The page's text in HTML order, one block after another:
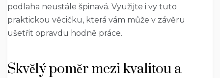
podlaha neustále špinavá. Využijte i vy tuto
praktickou věcičku, která vám může v závěru
ušetřit opravdu hodně práce.
Skvělý poměr mezi kvalitou a